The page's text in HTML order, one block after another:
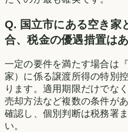
Q. 国立市にある空き家
合、税金の優遇措置は
一定の要件を満たす場合は
家）に係る譲渡所得の特別
ります。適用期限だけでな
売却方法など複数の条件が
確認し、個別判断は税務署
い。